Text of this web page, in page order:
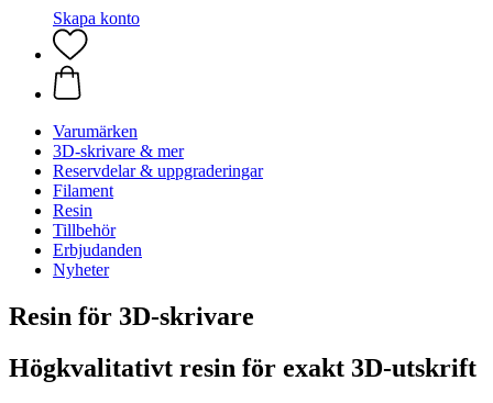
Skapa konto
Varumärken
3D-skrivare & mer
Reservdelar & uppgraderingar
Filament
Resin
Tillbehör
Erbjudanden
Nyheter
Resin för 3D-skrivare
Högkvalitativt resin för exakt 3D-utskrift